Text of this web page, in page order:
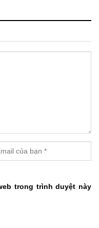
trong trình duyệt này